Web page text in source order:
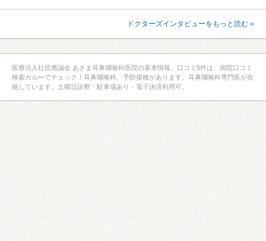
ドクターズインタビューをもっと読む »
医療法人社団應誠会 あさま耳鼻咽喉科医院の基本情報、口コミ5件は、病院口コミ
検索カルーでチェック！耳鼻咽喉科、予防接種があります。耳鼻咽喉科専門医が在
籍しています。土曜日診察・駐車場あり・電子決済利用可。